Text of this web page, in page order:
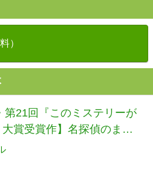
）
第21回『このミステリーが
賞受賞作】名探偵のまま
のミス』大賞シリーズ)